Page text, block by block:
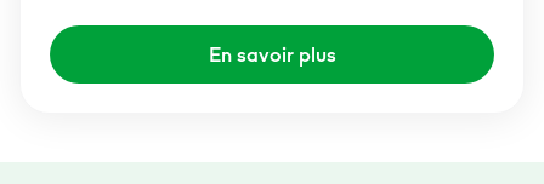
En savoir plus